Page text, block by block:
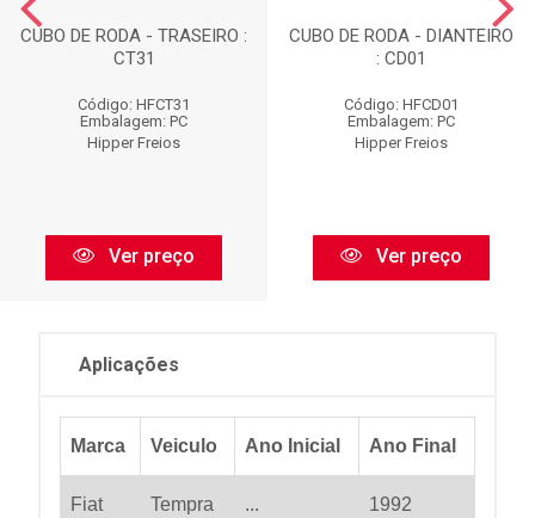
CUBO DE RODA - TRASEIRO :
CT31
Código: HFCT31
Embalagem: PC
Hipper Freios
Ver preço
CUBO DE RODA - DIANTEIRO
: CD01
Código: HFCD01
Embalagem: PC
Hipper Freios
Ver preço
Aplicações
Marca Veiculo Ano Inicial Ano Final
Fiat Tempra ... 1992